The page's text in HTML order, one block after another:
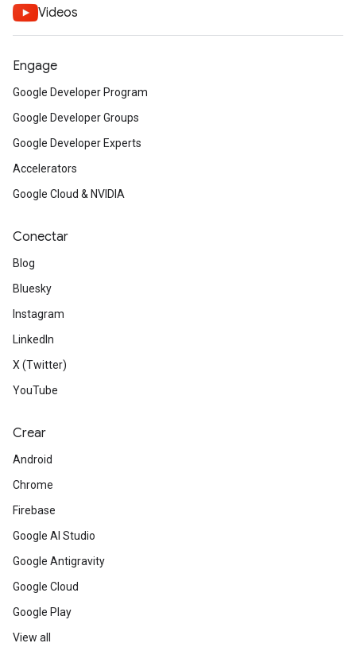
Videos
Engage
Google Developer Program
Google Developer Groups
Google Developer Experts
Accelerators
Google Cloud & NVIDIA
Conectar
Blog
Bluesky
Instagram
LinkedIn
X (Twitter)
YouTube
Crear
Android
Chrome
Firebase
Google AI Studio
Google Antigravity
Google Cloud
Google Play
View all